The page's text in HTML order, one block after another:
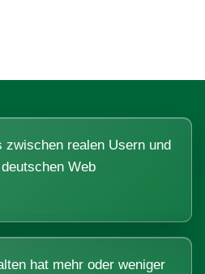
zwischen realen Usern und
Web
hat mehr oder weniger